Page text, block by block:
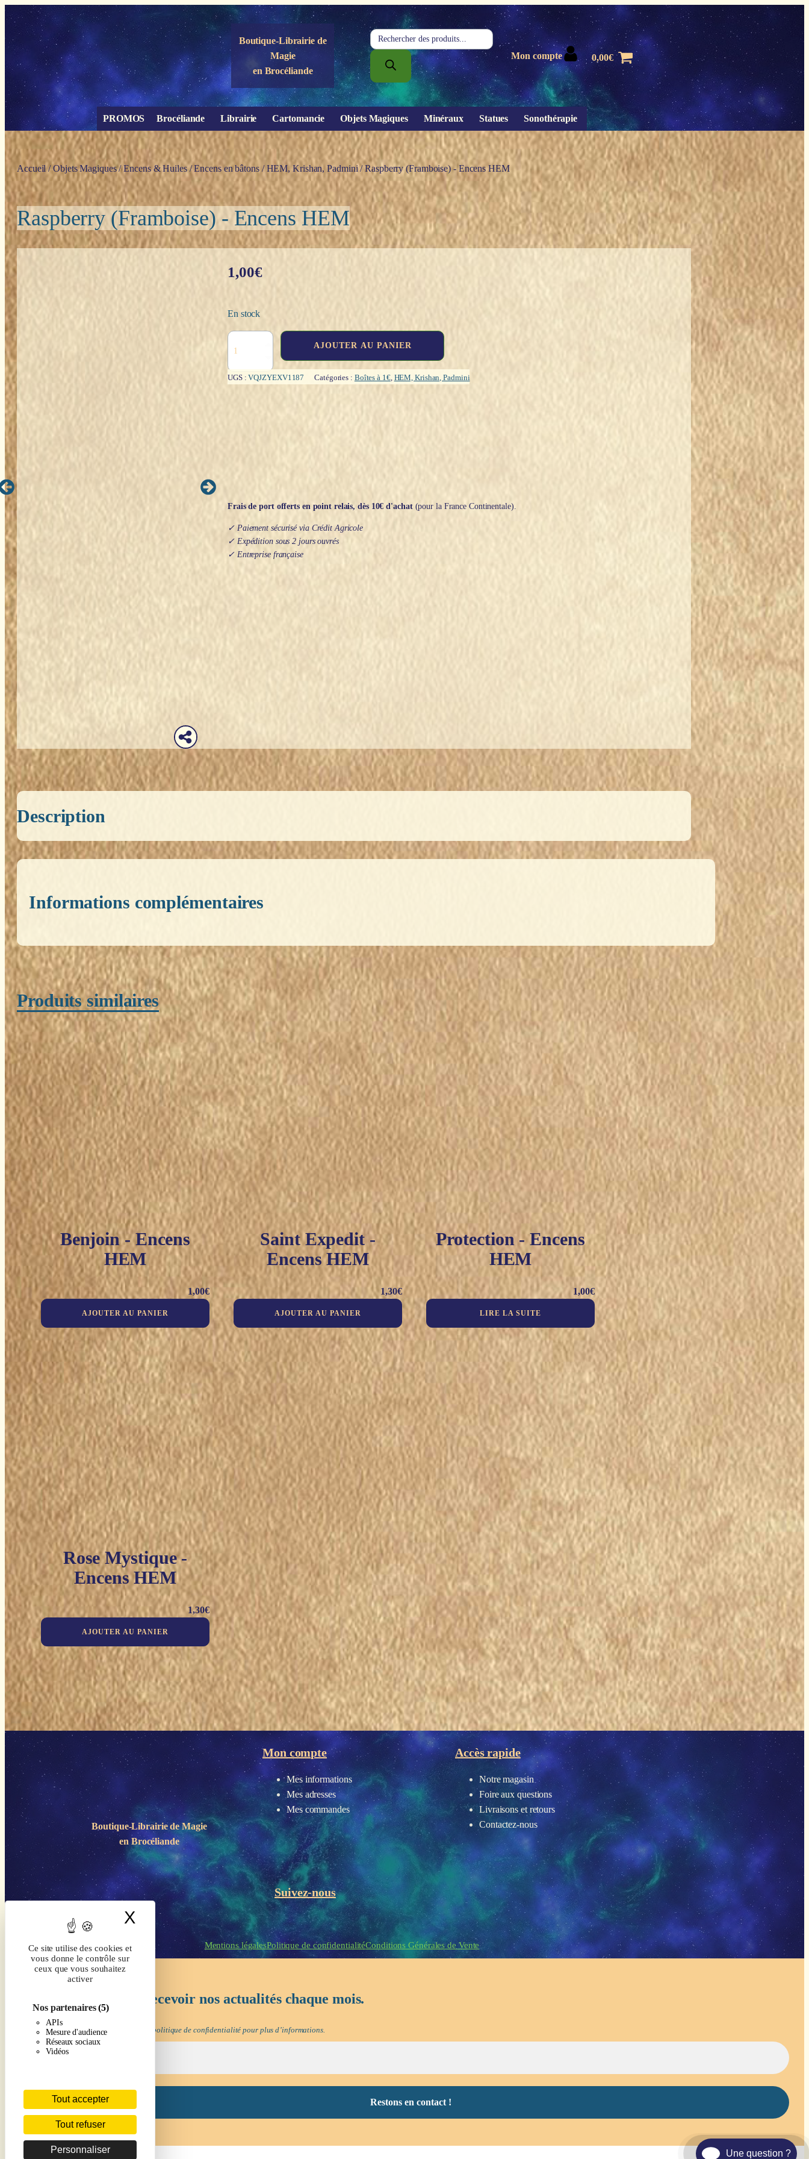
Panneau de gestion des cookies
Ce site utilise des cookies et
vous donne le contrôle sur
ceux que vous souhaitez
activer
Nos partenaires(5)
APIs
Mesure d'audience
Réseaux sociaux
Vidéos
Tout accepter
Tout refuser
Personnaliser
X Masquer le bandeau des cookies
Boutique-Librairie de
Magie
en Brocéliande
Recherche
de
produits
Mon compte 0,00€
PROMOS Brocéliande Librairie Cartomancie Objets Magiques Minéraux Statues Sonothérapie
Accueil/Objets Magiques/Encens & Huiles/Encens en bâtons/HEM, Krishan, Padmini/ Raspberry (Framboise) - Encens HEM
Raspberry (Framboise) - Encens HEM
1,00€
En stock
(Framboise)
-
AJOUTER AU PANIER
UGS :VQJZYEXV1187 Catégories : Boîtes à 1€, HEM, Krishan, Padmini
Frais de port offerts en point relais, dès 10€ d'achat(pour la France Continentale).
✓ Paiement sécurisé via Crédit Agricole
✓ Expédition sous 2 jours ouvrés
✓ Entreprise française
Description
Informations complémentaires
Produits similaires
Benjoin - Encens
HEM
1,00€
AJOUTER AU PANIER
Saint Expedit -
Encens HEM
1,30€
AJOUTER AU PANIER
Protection - Encens
HEM
1,00€
LIRE LA SUITE
Rose Mystique -
Encens HEM
1,30€
AJOUTER AU PANIER
Une question ?
Boutique-Librairie deMagie
en Brocéliande
Mon compte
Mes informations
Mes adresses
Mes commandes
Accès rapide
Notre magasin
Foire aux questions
Livraisons et retours
Contactez-nous
Suivez-nous
Mentions légalesPolitique de confidentialitéConditions Générales de Vente
Inscrivez-vous pour recevoir nos actualités chaque mois.
Nous ne spammons pas ! Consultez notre politique de confidentialité pour plus d’informations.